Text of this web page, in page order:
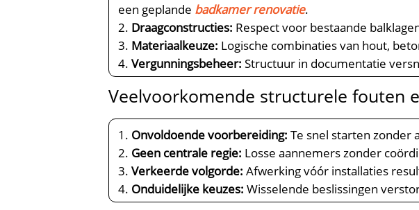
een geplande badkamer renovatie.​
Draagconstructies: Respect voor bestaande
Materiaalkeuze: Logische combinaties van hout,
Vergunningsbeheer: Structuur in documentatie
Veelvoorkomende structurele fouten
Onvoldoende voorbereiding: Te snel starten zonder
Geen centrale regie: Losse aannemers zonder
Verkeerde volgorde: Afwerking vóór installaties
Onduidelijke keuzes: Wisselende beslissingen